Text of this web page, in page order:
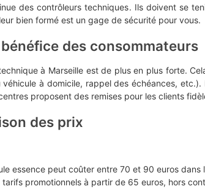
des contrôleurs techniques. Ils doivent se
bien formé est un gage de sécurité pour vous.
des consommateurs
à Marseille est de plus en plus forte.
à domicile, rappel des échéances,
proposent des remises pour les clients
des prix
essence peut coûter entre 70 et 90 euros dans
promotionnels à partir de 65 euros, hors